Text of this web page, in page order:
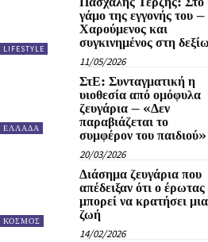
LIFESTYLE
γάμο της εγγονής του –
Χαρούμενος και
συγκινημένος στη
11/05/2026
ΕΛΛΑΔΑ
ΣτΕ: Συνταγματική η
υιοθεσία από ομόφυλα
ζευγάρια – «Δεν
παραβιάζεται το
συμφέρον του παιδιού»
20/03/2026
ΚΟΣΜΟΣ
Διάσημα ζευγάρια που
απέδειξαν ότι ο έρωτας
μπορεί να κρατήσει μια
ζωή
14/02/2026